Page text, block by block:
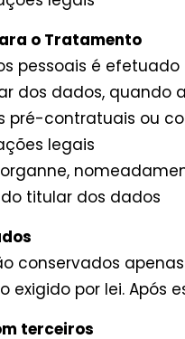
o Tratamento
pessoais é
dos dados, quando
pré-contratuais ou
legais
titular dos dados
conservados
exigido por lei.
terceiros